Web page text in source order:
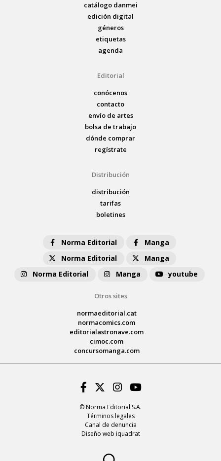
catálogo danmei
edición digital
géneros
etiquetas
agenda
Editorial
conócenos
contacto
envío de artes
bolsa de trabajo
dónde comprar
regístrate
Distribución
distribución
tarifas
boletines
Norma Editorial
Manga
Norma Editorial
Manga
Norma Editorial
Manga youtube
Otros sites
normaeditorial.cat
normacomics.com
editorialastronave.com
cimoc.com
concursomanga.com
© Norma Editorial S.A.
Términos legales
Canal de denuncia
Diseño web iquadrat
Facebook
Twitter
Instagram
Youtube